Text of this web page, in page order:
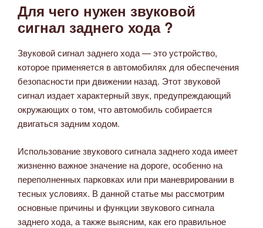
Для чего нужен звуковой
сигнал заднего хода ?
Звуковой сигнал заднего хода — это устройство,
которое применяется в автомобилях для обеспечения
безопасности при движении назад. Этот звуковой
сигнал издает характерный звук, предупреждающий
окружающих о том, что автомобиль собирается
двигаться задним ходом.
Использование звукового сигнала заднего хода имеет
жизненно важное значение на дороге, особенно на
переполненных парковках или при маневрировании в
тесных условиях. В данной статье мы рассмотрим
основные причины и функции звукового сигнала
заднего хода, а также выясним, как его правильное